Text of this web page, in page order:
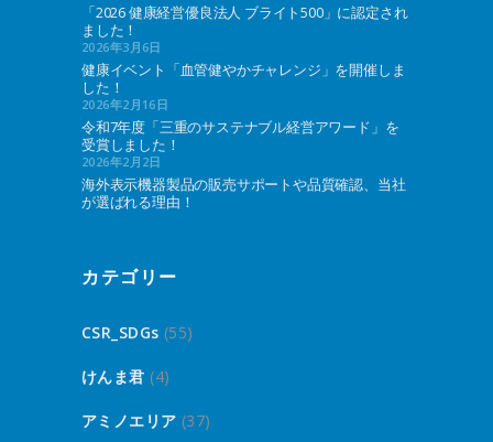
「2026 健康経営優良法人 ブライト500」に認定され
ました！
2026年3月6日
健康イベント「血管健やかチャレンジ」を開催しま
した！
2026年2月16日
令和7年度「三重のサステナブル経営アワード」を
受賞しました！
2026年2月2日
海外表示機器製品の販売サポートや品質確認、当社
が選ばれる理由！
カテゴリー
CSR_SDGs (55)
けんま君 (4)
アミノエリア (37)